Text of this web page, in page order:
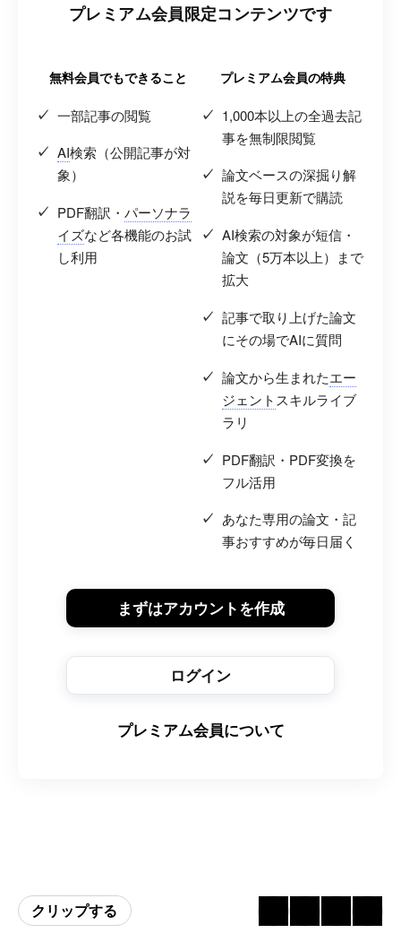
プレミアム会員限定コンテンツです
無料会員でもできること
一部記事の閲覧
AI検索（公開記事が対
象）
PDF翻訳・ パーソナラ
イズなど各機能のお試
し利用
プレミアム会員の特典
1,000本以上の全過去記
事を無制限閲覧
論文ベースの深掘り解
説を毎日更新で購読
AI検索の対象が短信・
論文（5万本以上）まで
拡大
記事で取り上げた論文
にその場でAIに質問
論文から生まれたエー
ジェント スキルライブ
ラリ
PDF翻訳・PDF変換を
フル活用
あなた専用の論文・記
事おすすめが毎日届く
まずはアカウントを作成
ログイン
プレミアム会員について
クリップする